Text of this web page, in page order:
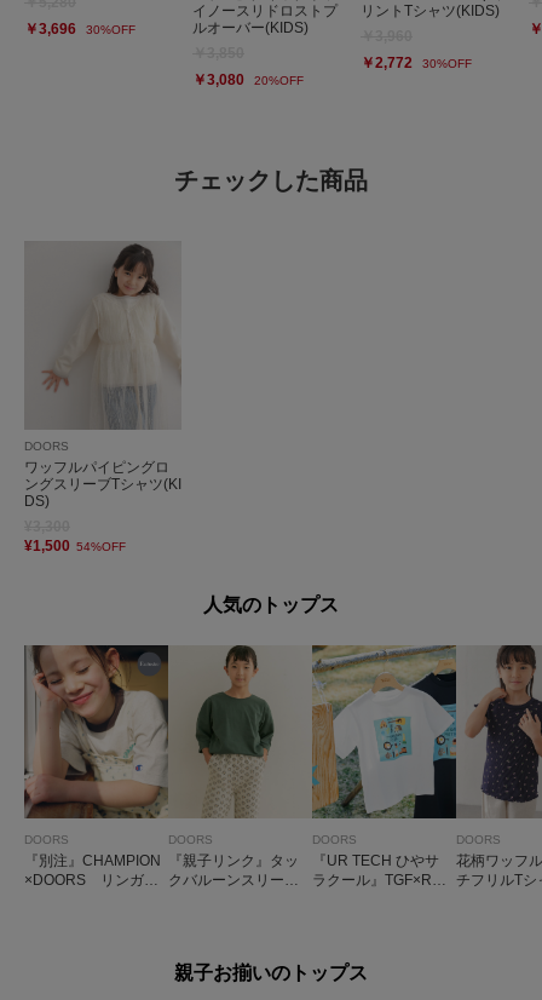
￥3,696
30%OFF
イノースリドロストプ
ルオーバー(KIDS)
￥3,080
20%OFF
リントTシャツ(KIDS)
￥2,772
30%OFF
チェックした商品
DOORS
ワッフルパイピングロ
ングスリーブTシャツ(KI
DS)
¥1,500 54%OFF
人気のトップス
DOORS
『別注』CHAMPION
×DOORS リンガー
DOORS
『親子リンク』タッ
クバルーンスリーブT
DOORS
『UR TECH ひやサ
ラクール』TGF×Ryo
DOORS
花柄ワッフ
チフリルTシ
親子お揃いのトップス